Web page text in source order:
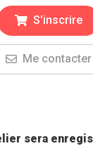
S'inscrire
Me contacter
sera